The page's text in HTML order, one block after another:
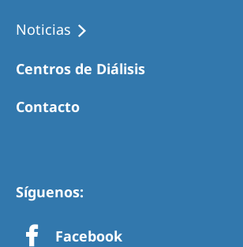
Noticias
Centros de Diálisis
Contacto
Síguenos:
Facebook